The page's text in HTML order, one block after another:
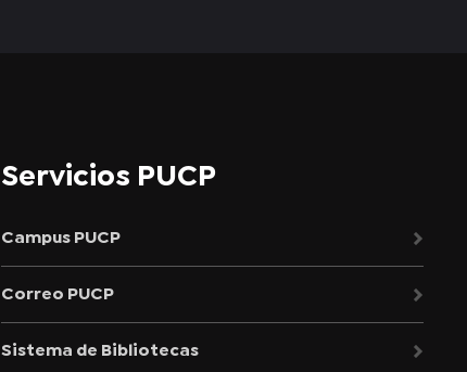
Servicios PUCP
Campus PUCP
Correo PUCP
Sistema de Bibliotecas